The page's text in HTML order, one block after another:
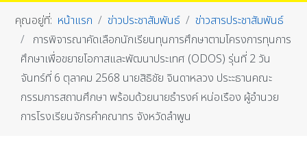
คุณอยู่ที่: หน้าแรก ข่าวประชาสัมพันธ์
ข่าวสารประชาสัมพันธ์
การพิจารณาคัดเลือกนักเรียนทุนการศึกษาตามโครงการทุนการ
ศึกษาเพื่อขยายโอกาสและพัฒนาประเทศ (ODOS) รุ่นที่ 2 วัน
จันทร์ที่ 6 ตุลาคม 2568 นายสิธิชัย จินดาหลวง ประะธานคณะ
กรรมการสถานศึกษา พร้อมด้วยนายธำรงค์ หน่อเรือง ผู้อำนวย
การโรงเรียนจักรคำคณาทร จังหวัดลำพูน